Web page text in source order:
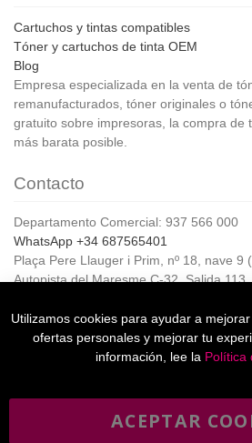
Cartuchos y tintas compatibles
Tóner y cartuchos de tinta OEM
Blog
Empresa especializada en la venta de
remanufacturados, tóner originales o
gratuito sobre impresoras, la compra de
más barata posible.
Contacto
Departamento Comercial: 937 566 000
WhatsApp +34 687565401
Plaça Pere Llauger i Prim, nº 18, nave 9
Autopista del Maresme C-32, Salida 113
Horario de Atención al cliente:
De lunes a jueves de 8:00 a 17:00,
Viernes de 8:00 a 15:00
Utilizamos cookies para ayudar a
ofertas personales y mejorar tu
información, lee la Política
ACEPTAR